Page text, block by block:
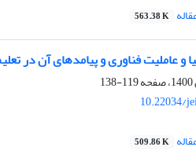
563.38 K
و عاملیت فناوری و پیامدهای آن در
119-138
10.22034/
509.86 K